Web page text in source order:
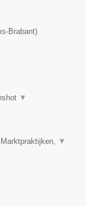
Brabant)
▼
▼